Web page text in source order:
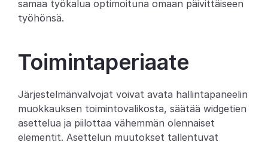
Asiakkaat
Tuki
Kehittäjille
samaa työkalua optimoituna omaan päivittäiseen
työhönsä.
Toimintaperiaate
Järjestelmänvalvojat voivat avata hallintapaneelin
muokkauksen toimintovalikosta, säätää widgetien
asettelua ja piilottaa vähemmän olennaiset
elementit. Asettelun muutokset tallentuvat